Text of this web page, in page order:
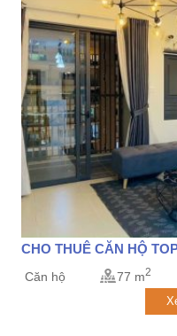
CHO THUÊ CĂN HỘ
Căn hộ 77 m2